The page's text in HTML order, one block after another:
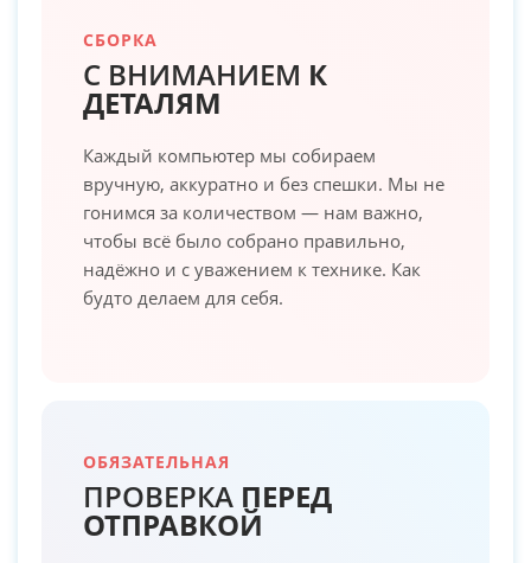
СБОРКА
С ВНИМАНИЕМ К
ДЕТАЛЯМ
Каждый компьютер мы собираем
вручную, аккуратно и без спешки. Мы не
гонимся за количеством — нам важно,
чтобы всё было собрано правильно,
надёжно и с уважением к технике. Как
будто делаем для себя.
ОБЯЗАТЕЛЬНАЯ
ПРОВЕРКА ПЕРЕД
ОТПРАВКОЙ